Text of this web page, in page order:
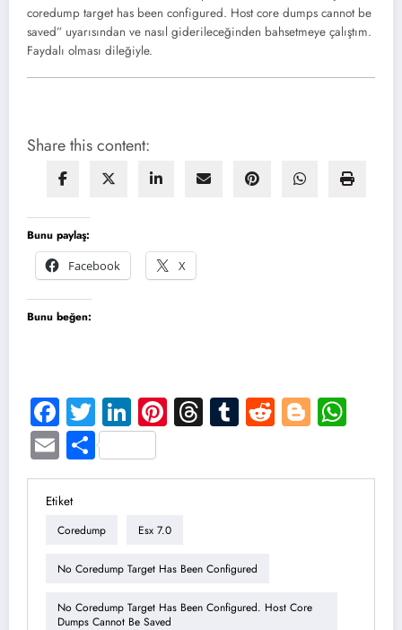
coredump target has been configured. Host core dumps cannot be
saved” uyarısından ve nasıl giderileceğinden bahsetmeye çalıştım.
Faydalı olması dileğiyle.
Share this content:
Bunu paylaş:
Facebook
X
Bunu beğen:
Facebook
TwitterLinkedIn
Pinterest
Threads
Tumblr
Reddit
EmailShare
Etiket
Coredump Esx 7.0
No Coredump Target Has Been Configured
No Coredump Target Has Been Configured. Host Core
Dumps Cannot Be Saved